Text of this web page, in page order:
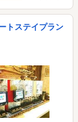
トステイプラン